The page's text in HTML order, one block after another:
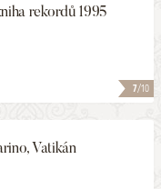
7/10
rekordů 1995
Vatikán